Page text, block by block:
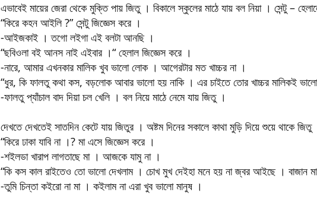
এভাবেই মায়ের জেরা থেকে মুক্তি পায় জিতু । বিকালে স্কুলের মাঠে যায় বল নিয়া । সেন্টু –
“কিরে কহন আইলি ?” সেন্টু জিজ্ঞেস করে ।
-আইজকাই । তগো লইগা এই বলটা আনছি ।
“ছবিওলা বই আনস নাই এইবার ।“ হেলাল জিজ্ঞেস করে ।
-নারে, আমার এখনকার মালিক খুব ভালো লোক । আগেরটার মত খাচ্চর না ।
“ধুর, কি ফালতু কথা কস, বড়লোক আবার ভালো হয় নাকি । এর চাইতে তোর খাচ্চর মালিকই
-ফালতু প্যাঁচাল বাদ দিয়া চল খেলি । বল নিয়ে মাঠে নেমে যায় জিতু ।
দেখতে দেখতেই সাতদিন কেটে যায় জিতুর । অষ্টম দিনের সকালে কাথা মুড়ি দিয়ে শুয়ে থাকে জিতু
“কিরে ঢাকা যাবি না ।? মা এসে জিজ্ঞেস করে ।
-শইলডা খারাপ লাগতাছে মা । আজকে যামু না ।
“কি কস কাল রাইতেও তো ভালো দেখলাম । চোখ মুখ দেইহা মনে হয় না জ্বর আইছে । বাজান
-তুমি চিন্তা কইরো না মা । কইলাম না এরা খুব ভালো মানুষ ।